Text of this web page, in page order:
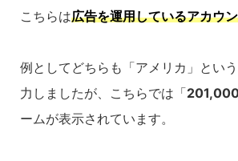
こちらは広告を運用しているアカウ
例としてどちらも「アメリカ」とい
力しましたが、こちらでは「
ームが表示されています。